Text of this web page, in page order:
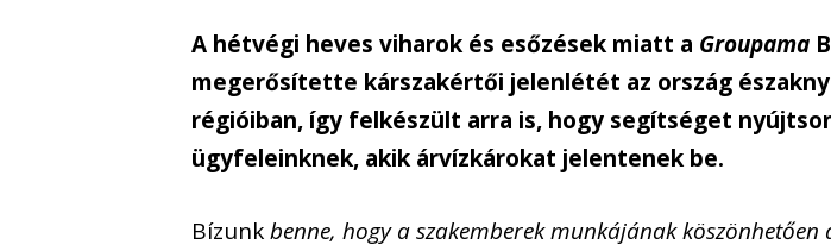
A hétvégi heves viharok és esőzések miatt a Groupama
megerősítette kárszakértői jelenlétét az ország
régióiban, így felkészült arra is, hogy segítséget
ügyfeleinknek, akik árvízkárokat jelentenek be.
Bízunkbenne, hogy a szakemberek munkájának köszönhetően